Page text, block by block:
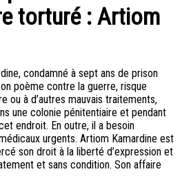
torturé : Artiom
condamné à sept ans de prison
poème contre la guerre, risque
ou à d’autres mauvais traitements,
une colonie pénitentiaire et pendant
endroit. En outre, il a besoin
urgents. Artiom Kamardine est
son droit à la liberté d’expression et
et sans condition. Son affaire